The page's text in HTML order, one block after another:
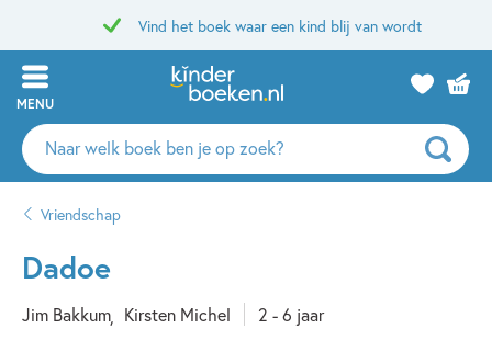
Vind het boek waar een kind blij van wordt
MENU
Zoeken
naar
auteurs
uitgevers
Vriendschap
Dadoe
Jim Bakkum Kirsten Michel 2 - 6 jaar